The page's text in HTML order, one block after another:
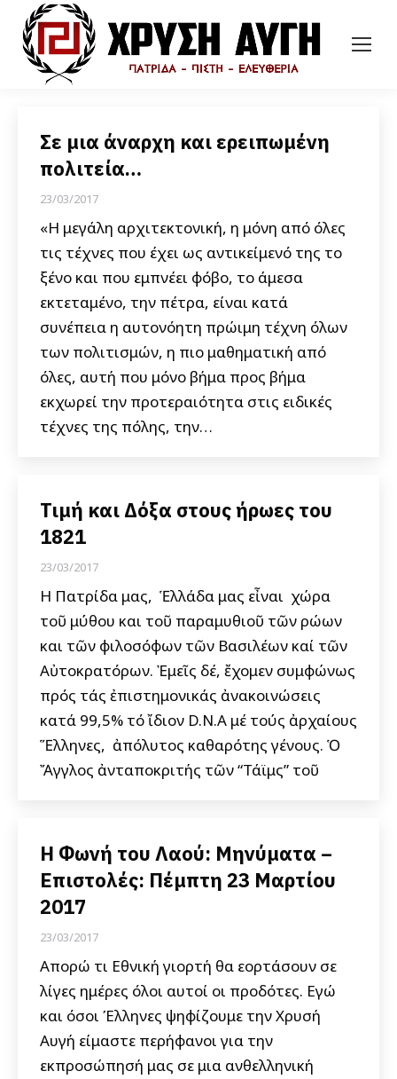
Σε μια άναρχη και ερειπωμένη
πολιτεία…
23/03/2017
«Η μεγάλη αρχιτεκτονική, η μόνη από όλες
τις τέχνες που έχει ως αντικείμενό της το
ξένο και που εμπνέει φόβο, το άμεσα
εκτεταμένο, την πέτρα, είναι κατά
συνέπεια η αυτονόητη πρώιμη τέχνη όλων
των πολιτισμών, η πιο μαθηματική από
όλες, αυτή που μόνο βήμα προς βήμα
εκχωρεί την προτεραιότητα στις ειδικές
τέχνες της πόλης, την…
Τιμή και Δόξα στους ήρωες του
1821
23/03/2017
Η Πατρίδα μας, ἡ Ἑλλάδα μας εἶναι ἡ χώρα
τοῦ μύθου και τοῦ παραμυθιοῦ τῶν ἡρώων
και τῶν φιλοσόφων τῶν Βασιλέων καί τῶν
Αὐτοκρατόρων. Ἐμεῖς δέ, ἔχομεν συμφώνως
πρός τάς ἐπιστημονικάς ἀνακοινώσεις
κατά 99,5% τό ἴδιον D.N.A μέ τούς ἀρχαίους
Ἕλληνες, ἡ ἀπόλυτος καθαρότης γένους. Ὁ
Ἄγγλος ἀνταποκριτής τῶν “Τάϊμς” τοῦ
Η Φωνή του Λαού: Μηνύματα –
Επιστολές: Πέμπτη 23 Μαρτίου
2017
23/03/2017
Απορώ τι Εθνική γιορτή θα εορτάσουν σε
λίγες ημέρες όλοι αυτοί οι προδότες. Εγώ
και όσοι Έλληνες ψηφίζουμε την Χρυσή
Αυγή είμαστε περήφανοι για την
εκπροσώπησή μας σε μια ανθελληνική